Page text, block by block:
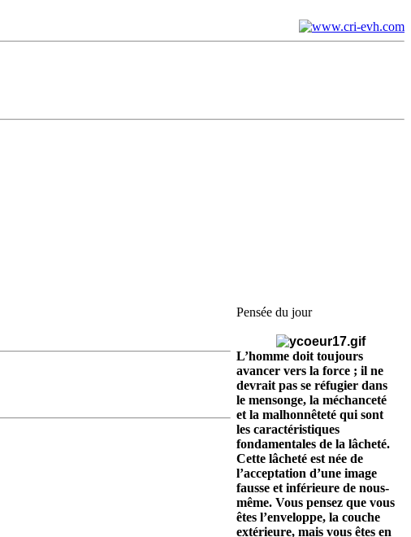
Pensée du jour
L’homme doit toujours
avancer vers la force ; il ne
devrait pas se réfugier dans
le mensonge, la méchanceté
et la malhonnêteté qui sont
les caractéristiques
fondamentales de la lâcheté.
Cette lâcheté est née de
l’acceptation d’une image
fausse et inférieure de nous-
même. Vous pensez que vous
êtes l’enveloppe, la couche
extérieure, mais vous êtes en